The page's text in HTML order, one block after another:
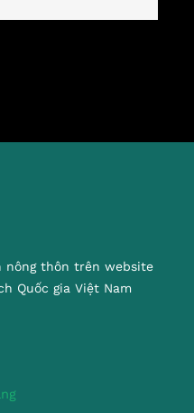
nông thôn trên website
Quốc gia Việt Nam